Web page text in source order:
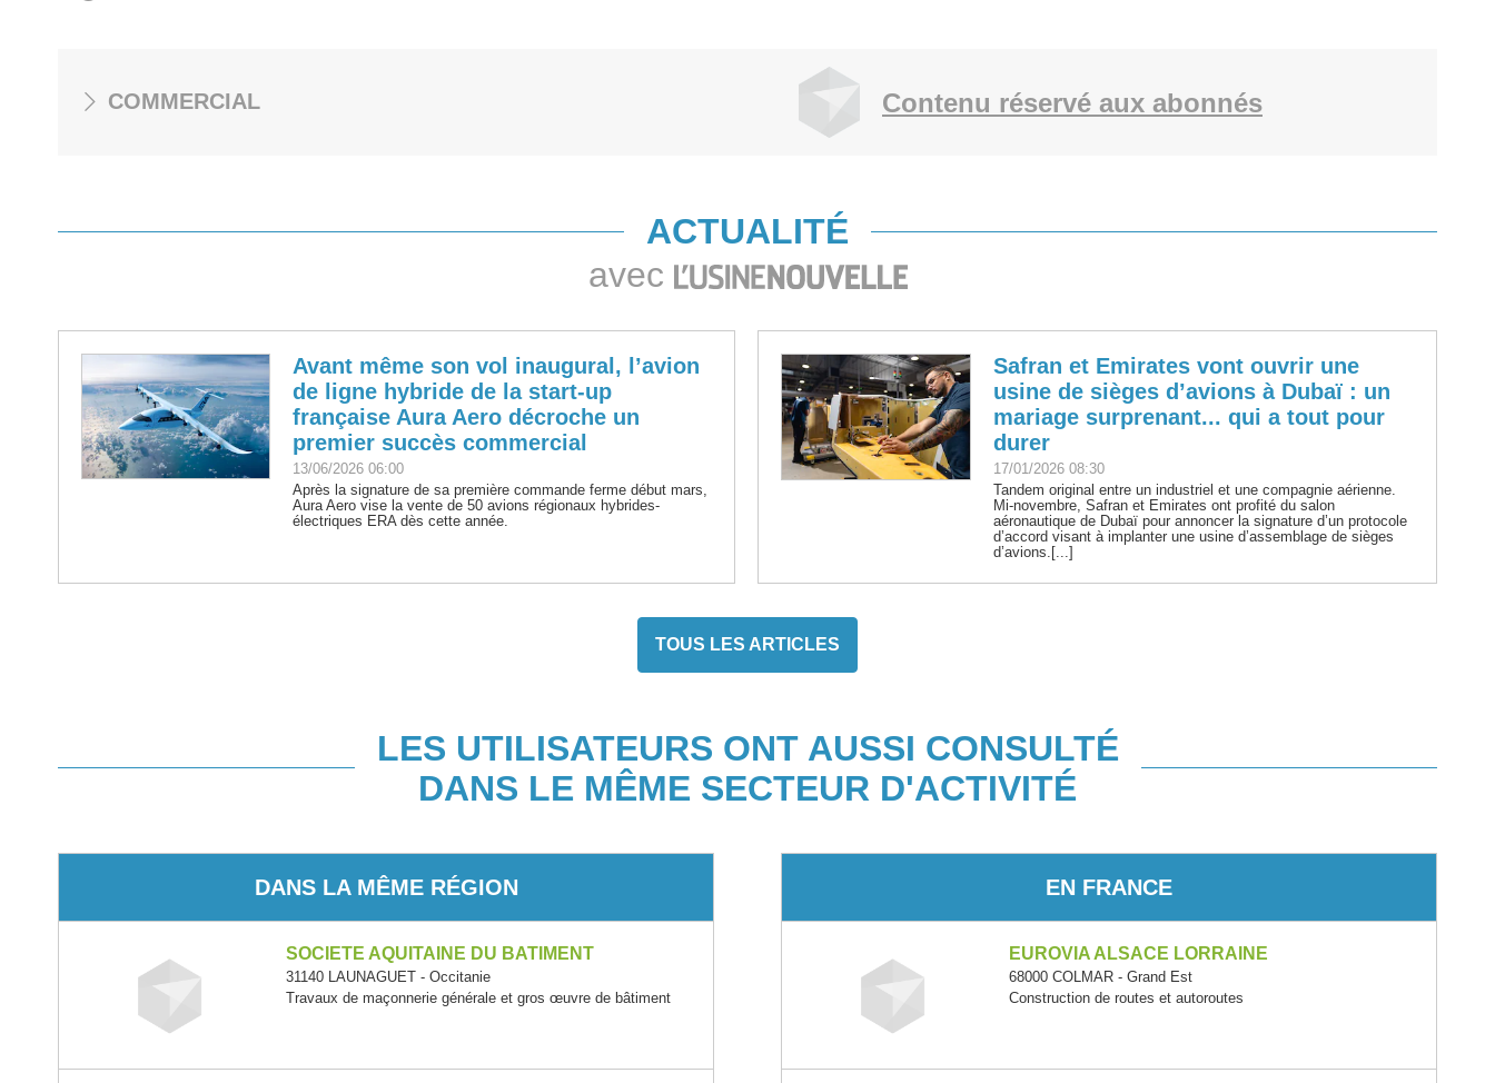
COMMERCIAL Contenu réservé aux abonnés
ACTUALITÉ
avec
Avant même son vol inaugural, l’avion
de ligne hybride de la start-up
française Aura Aero décroche un
premier succès commercial
13/06/2026 06:00
Après la signature de sa première commande ferme début mars,
Aura Aero vise la vente de 50 avions régionaux hybrides-
électriques ERA dès cette année.
Safran et Emirates vont ouvrir une
usine de sièges d’avions à Dubaï : un
mariage surprenant... qui a tout pour
durer
17/01/2026 08:30
Tandem original entre un industriel et une compagnie aérienne.
Mi-novembre, Safran et Emirates ont profité du salon
aéronautique de Dubaï pour annoncer la signature d’un protocole
d’accord visant à implanter une usine d’assemblage de sièges
d’avions.[...]
TOUS LES ARTICLES
LES UTILISATEURS ONT AUSSI CONSULTÉ
DANS LE MÊME SECTEUR D'ACTIVITÉ
DANS LA MÊME RÉGION
SOCIETE AQUITAINE DU BATIMENT
31140 LAUNAGUET - Occitanie
Travaux de maçonnerie générale et gros œuvre de bâtiment
EN FRANCE
EUROVIA ALSACE LORRAINE
68000 COLMAR - Grand Est
Construction de routes et autoroutes